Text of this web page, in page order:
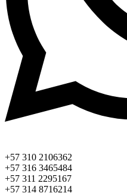
+57 310 2106362
+57 316 3465484
+57 311 2295167
+57 314 8716214